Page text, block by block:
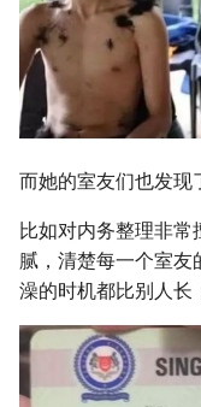
而她的室友们也发现
比如对内务整理非
腻，清楚每一个室
澡的时机都比别人长